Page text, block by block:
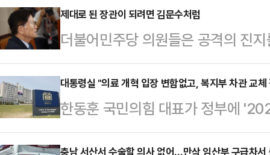
제대로 된 장관이 되려면 김문수처럼
더불어민주당 의원들은 공격의 진
쟁의 욕구가 생기면 잽싸게 과거 속
의 기관총을 난사한다. 화약의 재료
채운 탄환을 난사하면 상대의 정치
김형석 독립기념관장을 매도해대
대통령실 "의료 개혁 입장 변함없고, 복지부 차관 교
한동훈 국민의힘 대표가 정부에
가운데 대통령실은 "의료 개혁과
충남 서산서 수술할 의사 없어…만삭 임산부 구급차서